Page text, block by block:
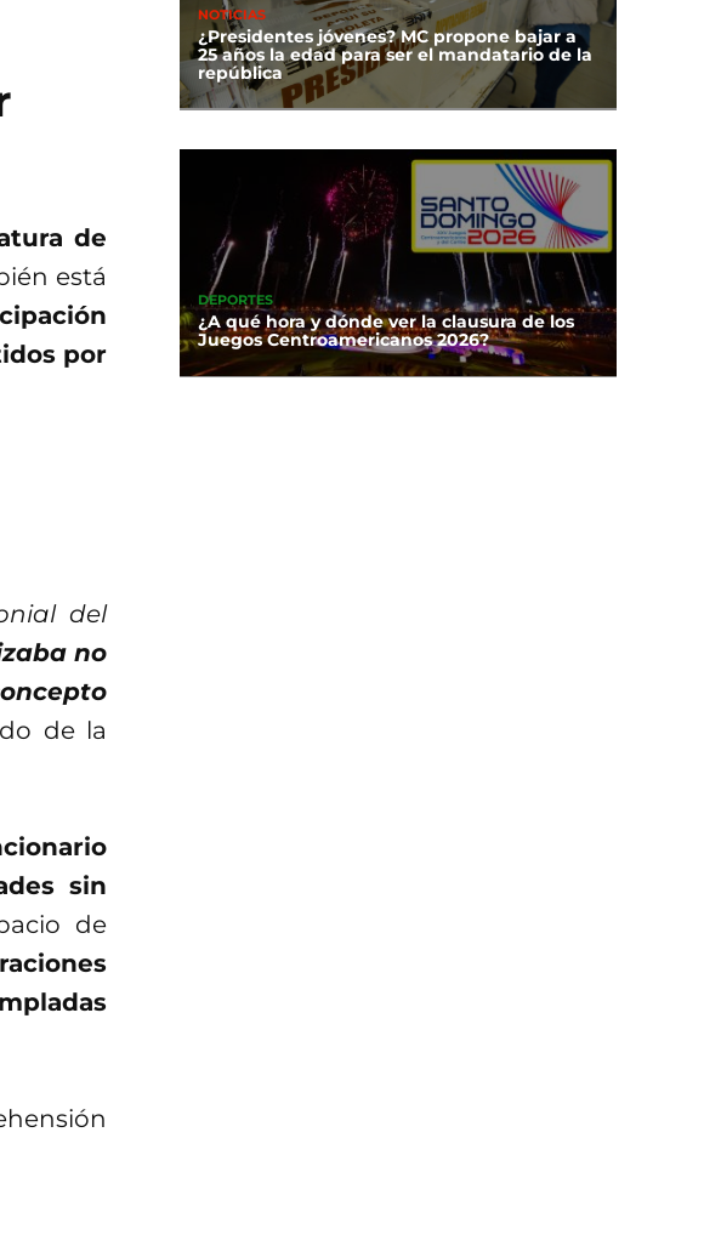
de
está
por
del
no
de la
sin
de
NOTICIAS
¿Presidentes jóvenes? MC propone bajar a
25 años la edad para ser el mandatario de la
república
DEPORTES
¿A qué hora y dónde ver la clausura de los
Juegos Centroamericanos 2026?